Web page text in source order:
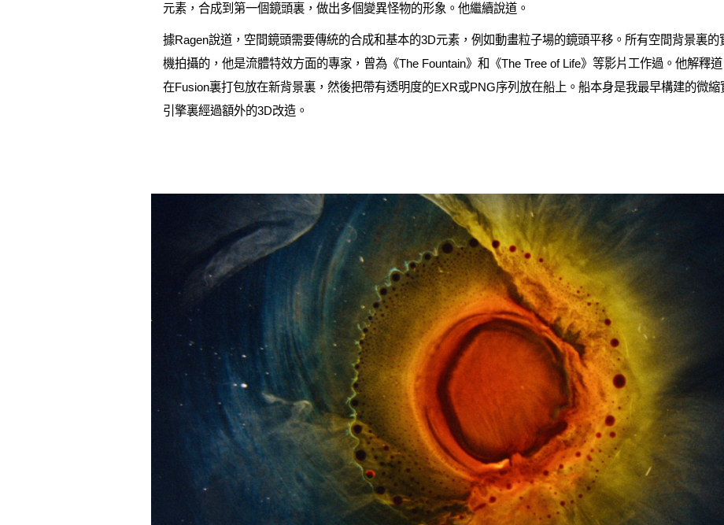
元素，合成到第一個鏡頭裏，做出多個變異怪物的形象。他繼續說道。
據Ragen說道，空間鏡頭需要傳統的合成和基本的3D元素，例如動畫粒子場的鏡頭平移。所有空間背景裏
機拍攝的，他是流體特效方面的專家，曾為《The Fountain》和《The Tree of Life》等影片工作過。他解釋
在Fusion裏打包放在新背景裏，然後把帶有透明度的EXR或PNG序列放在船上。船本身是我最早構建的微
引擎裏經過額外的3D改造。